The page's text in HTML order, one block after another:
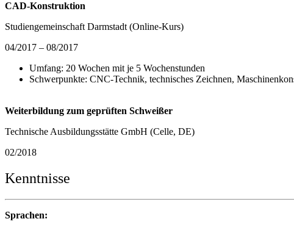
CAD-Konstruktion
Studiengemeinschaft Darmstadt (Online-Kurs)
04/2017 – 08/2017
Umfang: 20 Wochen mit je 5 Wochenstunden
Schwerpunkte: CNC-Technik, technisches Zeichnen,
Weiterbildung zum geprüften Schweißer
Technische Ausbildungsstätte GmbH (Celle, DE)
02/2018
Kenntnisse
Sprachen: